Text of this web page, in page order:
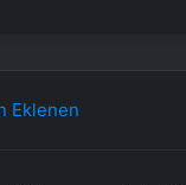
Eklenen